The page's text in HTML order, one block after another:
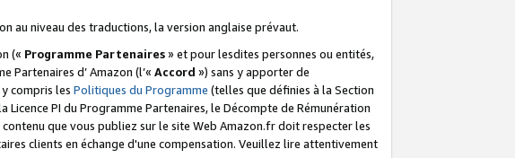
au niveau des traductions, la version anglaise prévaut.
(« Programme Partenaires» et pour lesdites personnes ou entités,
Partenaires d’ Amazon (l’« Accord ») sans y apporter de
compris les Politiques du Programme (telles que définies à la Section
PI du Programme Partenaires, le Décompte de Rémunération
que vous publiez sur le site Web Amazon.fr doit respecter les
clients en échange d'une compensation. Veuillez lire attentivement